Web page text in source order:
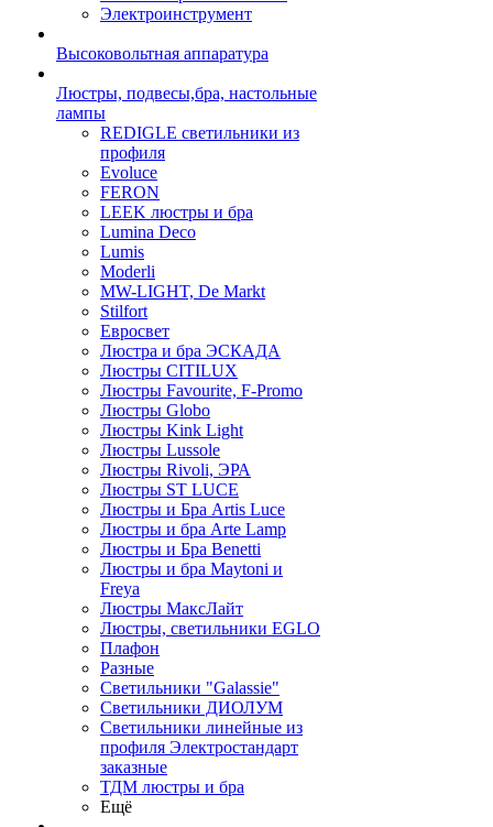
Электроинструмент
Высоковольтная аппаратура
Люстры, подвесы,бра, настольные
лампы
REDIGLE светильники из
профиля
Evoluce
FERON
LEEK люстры и бра
Lumina Deco
Lumis
Moderli
MW-LIGHT, De Markt
Stilfort
Евросвет
Люстра и бра ЭСКАДА
Люстры CITILUX
Люстры Favourite, F-Promo
Люстры Globo
Люстры Kink Light
Люстры Lussole
Люстры Rivoli, ЭРА
Люстры ST LUCE
Люстры и Бра Artis Luce
Люстры и бра Arte Lamp
Люстры и Бра Benetti
Люстры и бра Maytoni и
Freya
Люстры МаксЛайт
Люстры, светильники EGLO
Плафон
Разные
Светильники "Galassie"
Светильники ДИОЛУМ
Светильники линейные из
профиля Электростандарт
заказные
ТДМ люстры и бра
Ещё